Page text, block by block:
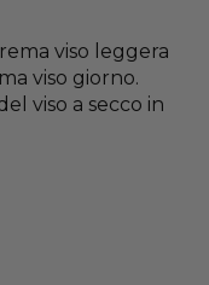
viso leggera
viso giorno.
viso a secco in